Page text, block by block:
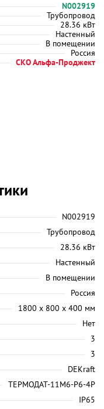
N002919
Трубопровод
28.36 кВт
Настенный
В помещении
Россия
СКО Альфа-Проджект
N002919
Трубопровод
28.36 кВт
Настенный
В помещении
Россия
1800 х 800 х 400 мм
Нет
3
3
DEKraft
ТЕРМОДАТ-11М6-P6-4P
IP65